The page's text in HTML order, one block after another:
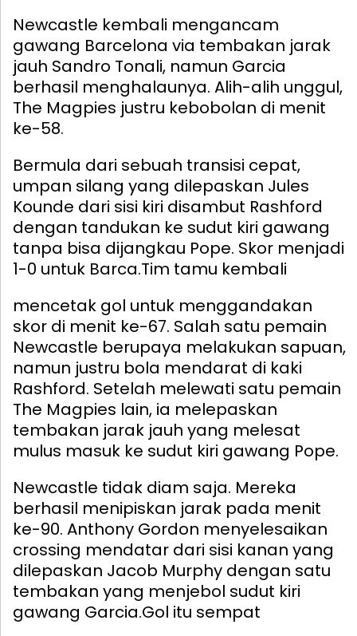
Newcastle kembali mengancam
gawang Barcelona via tembakan jarak
jauh Sandro Tonali, namun Garcia
berhasil menghalaunya. Alih-alih unggul,
The Magpies justru kebobolan di menit
ke-58.
Bermula dari sebuah transisi cepat,
umpan silang yang dilepaskan Jules
Kounde dari sisi kiri disambut Rashford
dengan tandukan ke sudut kiri gawang
tanpa bisa dijangkau Pope. Skor menjadi
1-0 untuk Barca.Tim tamu kembali
mencetak gol untuk menggandakan
skor di menit ke-67. Salah satu pemain
Newcastle berupaya melakukan sapuan,
namun justru bola mendarat di kaki
Rashford. Setelah melewati satu pemain
The Magpies lain, ia melepaskan
tembakan jarak jauh yang melesat
mulus masuk ke sudut kiri gawang Pope.
Newcastle tidak diam saja. Mereka
berhasil menipiskan jarak pada menit
ke-90. Anthony Gordon menyelesaikan
crossing mendatar dari sisi kanan yang
dilepaskan Jacob Murphy dengan satu
tembakan yang menjebol sudut kiri
gawang Garcia.Gol itu sempat